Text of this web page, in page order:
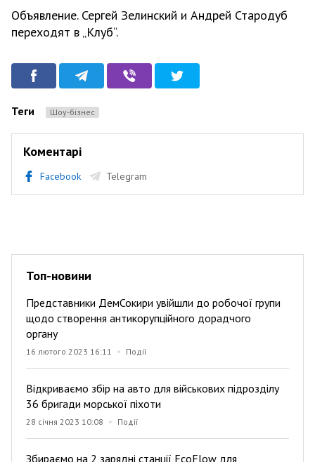
Объявление. Сергей Зелинский и Андрей Стародуб
переходят в „Клуб“.
Теги Шоу-бізнес
Коментарі
Facebook Telegram
Топ-новини
Представники ДемСокири увійшли до робочої групи
щодо створення антикорупційного дорадчого
органу
16 лютого 2023 16:11 Події
Відкриваємо збір на авто для військових підрозділу
36 бригади морської піхоти
28 січня 2023 10:08 Події
Збираємо на 2 зарядні станції EcoFlow для